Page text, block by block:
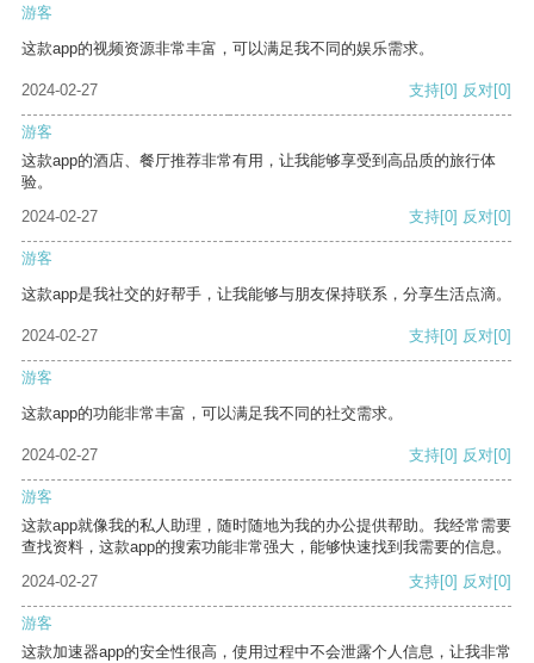
游客
这款app的视频资源非常丰富，可以满足我不同的娱乐需求。
2024-02-27 支持[0] 反对[0]
游客
这款app的酒店、餐厅推荐非常有用，让我能够享受到高品质的旅行体
验。
2024-02-27
支持[0] 反对[0]
游客
这款app是我社交的好帮手，让我能够与朋友保持联系，分享生活点滴。
2024-02-27 支持[0] 反对[0]
游客
这款app的功能非常丰富，可以满足我不同的社交需求。
2024-02-27 支持[0] 反对[0]
游客
这款app就像我的私人助理，随时随地为我的办公提供帮助。我经常需要
查找资料，这款app的搜索功能非常强大，能够快速找到我需要的信息。
2024-02-27
支持[0] 反对[0]
游客
这款加速器app的安全性很高，使用过程中不会泄露个人信息，让我非常